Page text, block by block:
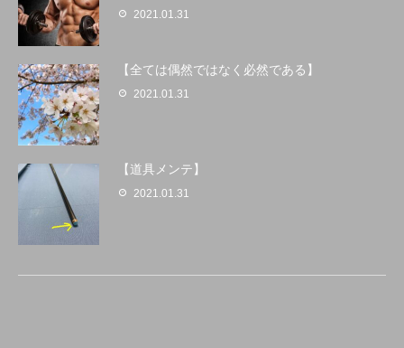
2021.01.31
【全ては偶然ではなく必然である】
2021.01.31
【道具メンテ】
2021.01.31